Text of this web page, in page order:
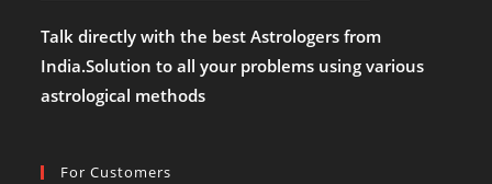
के
बारे
में!!
Talk directly with the best Astrologers from
India.Solution to all your problems using various
astrological methods
For Customers